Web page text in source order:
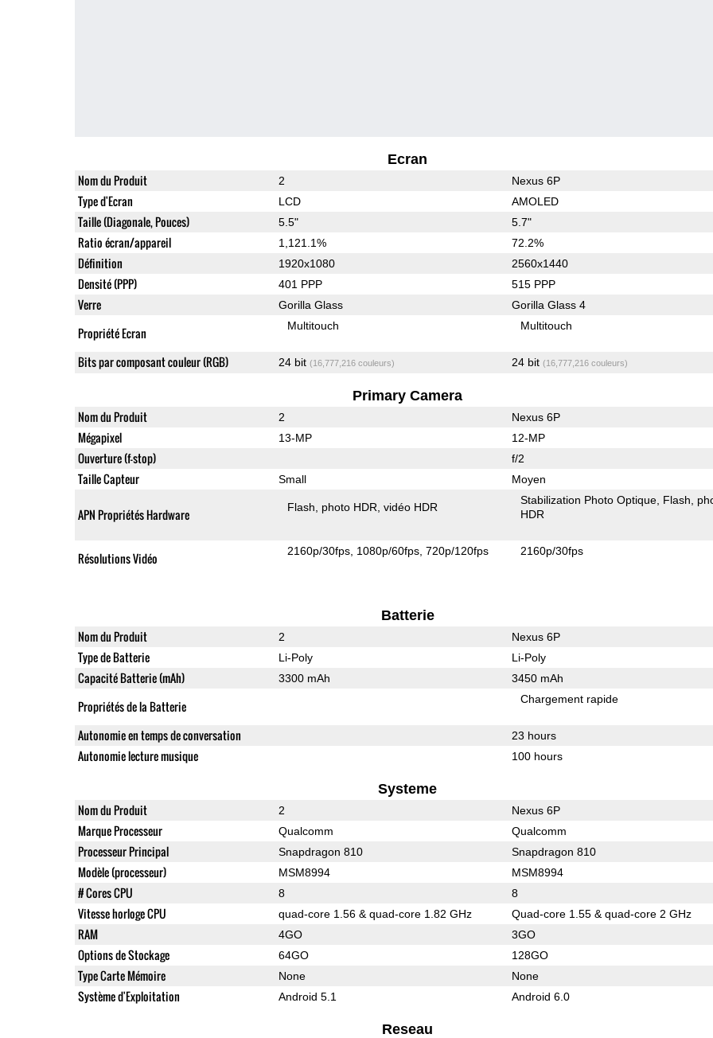
Ecran
Nom du Produit 2 Nexus 6P
Type d'Ecran LCD AMOLED
Taille (Diagonale, Pouces) 5.5" 5.7"
Ratio écran/appareil 1,121.1% 72.2%
Définition 1920x1080 2560x1440
Densité (PPP) 401 PPP 515 PPP
Verre Gorilla Glass Gorilla Glass 4
Propriété Ecran Multitouch Multitouch
Bits par composant couleur (RGB) 24 bit (16,777,216 couleurs) 24 bit (16,777,216 couleurs)
Primary Camera
Nom du Produit 2 Nexus 6P
Mégapixel 13-MP 12-MP
Ouverture (f-stop) f/2
Taille Capteur Small Moyen
APN Propriétés Hardware Flash photo HDR vidéo HDR
Stabilization Photo Optique Flash
HDR
Résolutions Vidéo 2160p/30fps 1080p/60fps 720p/120fps 2160p/30fps
Batterie
Nom du Produit 2 Nexus 6P
Type de Batterie Li-Poly Li-Poly
Capacité Batterie (mAh) 3300 mAh 3450 mAh
Propriétés de la Batterie Chargement rapide
Autonomie en temps de conversation 23 hours
Autonomie lecture musique 100 hours
Systeme
Nom du Produit 2 Nexus 6P
Marque Processeur Qualcomm Qualcomm
Processeur Principal Snapdragon 810 Snapdragon 810
Modèle (processeur) MSM8994 MSM8994
# Cores CPU 8 8
Vitesse horloge CPU quad-core 1.56 & quad-core 1.82 GHz Quad-core 1.55 & quad-core 2 GHz
RAM 4GO 3GO
Options de Stockage 64GO 128GO
Type Carte Mémoire None None
Système d'Exploitation Android 5.1 Android 6.0
Reseau